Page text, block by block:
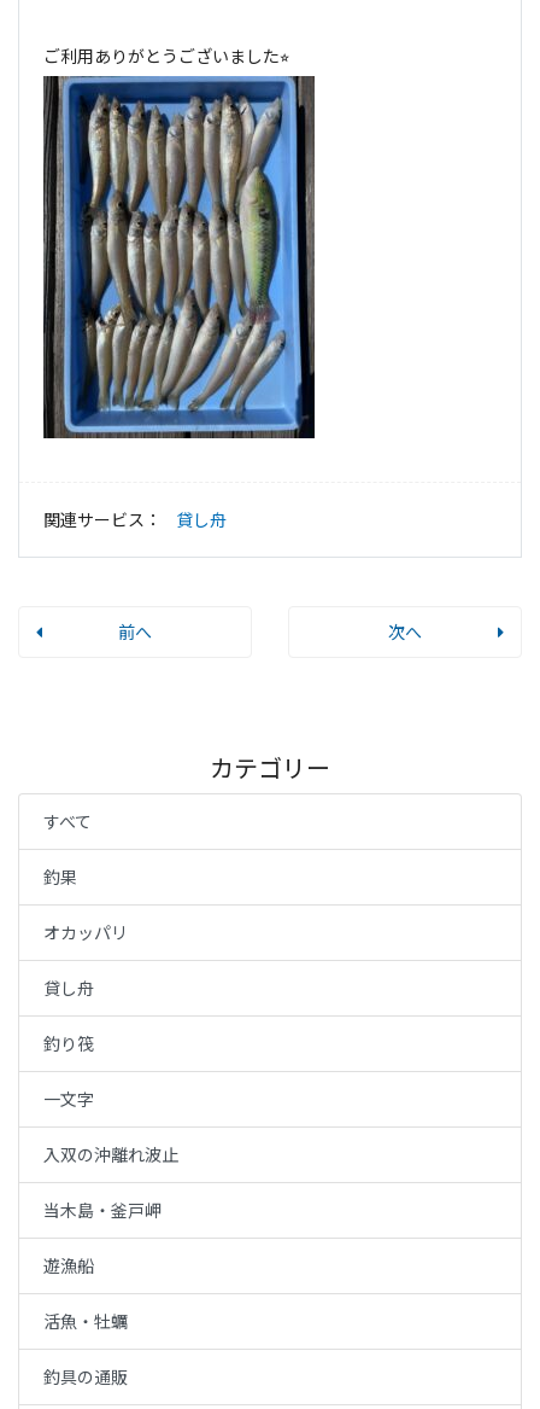
ご利用ありがとうございました⭐︎
関連サービス： 貸し舟
前へ 次へ
カテゴリー
すべて
釣果
オカッパリ
貸し舟
釣り筏
一文字
入双の沖離れ波止
当木島・釜戸岬
遊漁船
活魚・牡蠣
釣具の通販